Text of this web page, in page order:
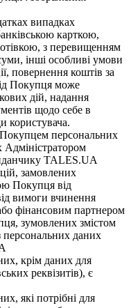
випадках
карткою,
з перевищенням
інші особливі умови
повернення коштів за
Покупця може
дій, надання
щодо себе в
користувача.
персональних
Адміністратором
TALES.UA
замовлених
Покупця від
вимоги вчинення
фінансовим партнером
зумовлених змістом
персональних даних
крім даних для
реквізитів), є
які потрібні для